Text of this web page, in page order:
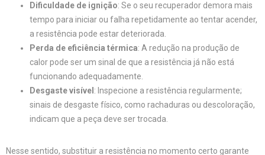
Dificuldade de ignição: Se o seu recuperador demora mais
tempo para iniciar ou falha repetidamente ao tentar acender,
a resistência pode estar deteriorada.
Perda de eficiência térmica: A redução na produção de
calor pode ser um sinal de que a resistência já não está
funcionando adequadamente.
Desgaste visível : Inspecione a resistência regularmente;
sinais de desgaste físico, como rachaduras ou descoloração,
indicam que a peça deve ser trocada.
Nesse sentido, substituir a resistência no momento certo garante